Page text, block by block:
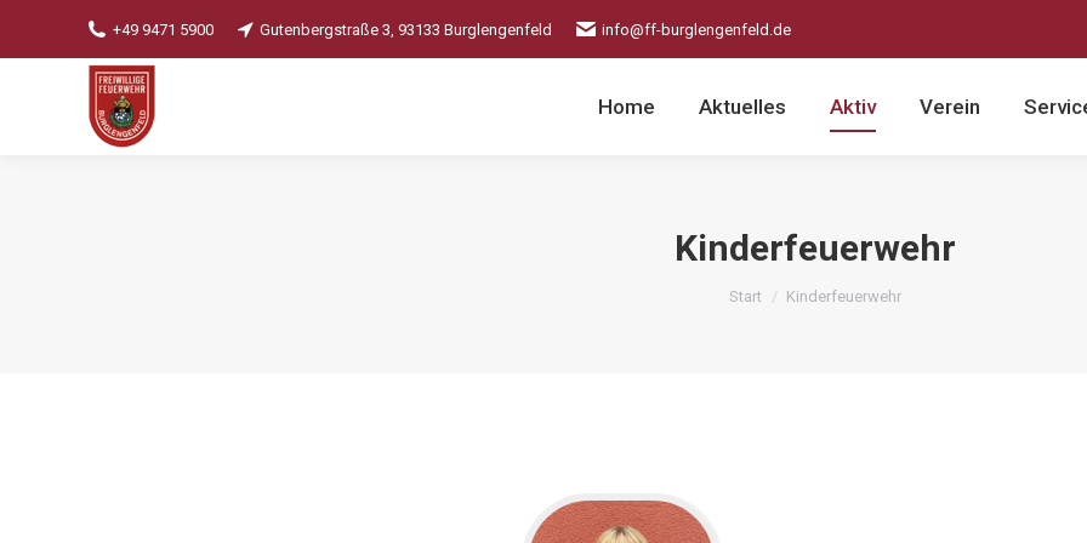
+49 9471 5900 Gutenbergstraße 3, 93133 Burglengenfeld info@ff-burglengenfeld.de
Home Aktuelles Aktiv Verein
Kinderfeuerwehr
Sie befinden sich hier:
Start Kinderfeuerwehr